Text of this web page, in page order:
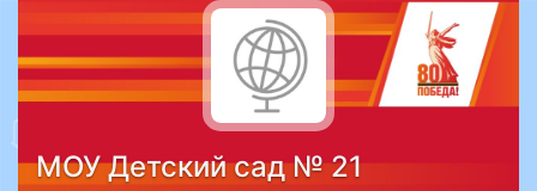
МОУ Детский сад № 21